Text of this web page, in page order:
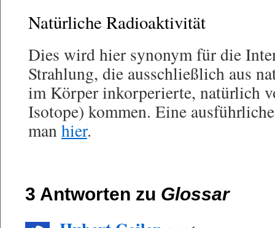
Natürliche Radioaktivität
Dies wird hier synonym für die
Strahlung, die ausschließlich aus
im Körper inkorperierte, natürlich
Isotope) kommen. Eine
manhier.
3 Antworten zu Glossar